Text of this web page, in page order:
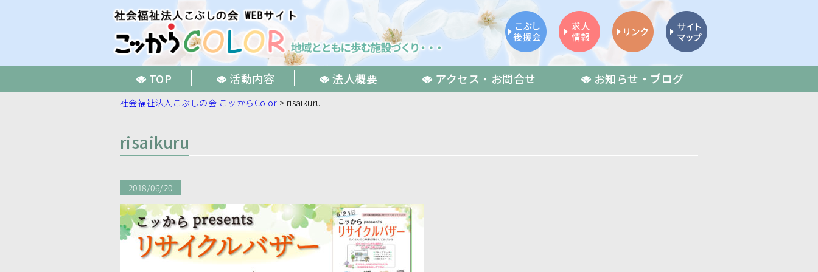
TOP 活動内容 法人概要 アクセス・お問合せ お知らせ・ブログ
社会福祉法人こぶしの会 こッからColor > risaikuru
risaikuru
2018/06/20